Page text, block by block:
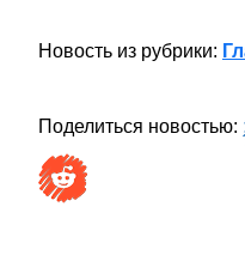
Новость из рубрики:
Поделиться новостью: